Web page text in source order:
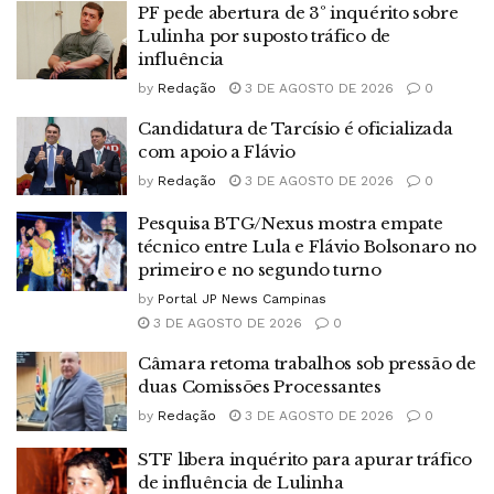
PF pede abertura de 3º inquérito sobre
Lulinha por suposto tráfico de
influência
by Redação 3 DE AGOSTO DE 2026 0
Candidatura de Tarcísio é oficializada
com apoio a Flávio
by Redação 3 DE AGOSTO DE 2026 0
Pesquisa BTG/Nexus mostra empate
técnico entre Lula e Flávio Bolsonaro no
primeiro e no segundo turno
by Portal JP News Campinas
3 DE AGOSTO DE 2026
0
Câmara retoma trabalhos sob pressão de
duas Comissões Processantes
by Redação 3 DE AGOSTO DE 2026 0
STF libera inquérito para apurar tráfico
de influência de Lulinha